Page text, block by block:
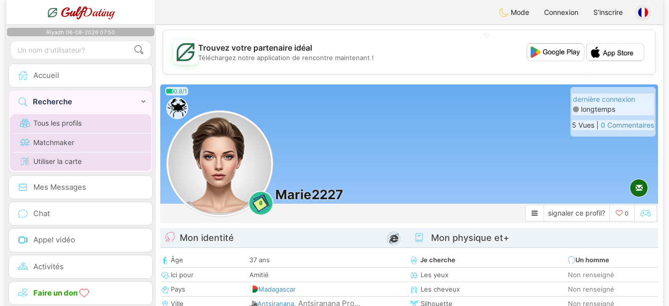
GulfDating Mode Connexion S'inscrire
Riyadh 06-08-2026 07:50
Accueil
Recherche
Tous les profils
Matchmaker
Utiliser la carte
Mes Messages
Chat
Appel vidéo
Activités
Faire un don
💖
💕
Trouvez votre partenaire idéal
Téléchargez notre application de rencontre maintenant !
0.8/1
0
Marie2227
dernière connexion
longtemps
5 Vues | 0 Commentaires
signaler ce profil? 0
Mon identité
Âge
37 ans
Ici pour
Amitié
Pays
Madagascar
Ville
Antsiranana, Antsiranana Pro...
Mon physique et+
Je cherche
Un homme
Les yeux
Non renseigné
Les cheveux
Non renseigné
Silhouette
Non renseigné